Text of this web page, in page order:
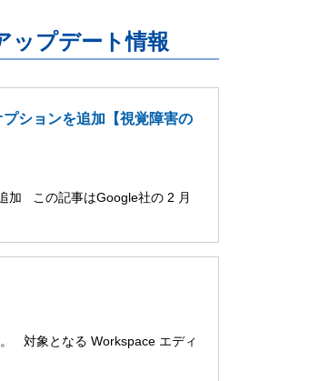
ップデート情報
ションを追加【視覚障害の
加 この記事はGoogle社の 2 月
対象となる Workspace エディ